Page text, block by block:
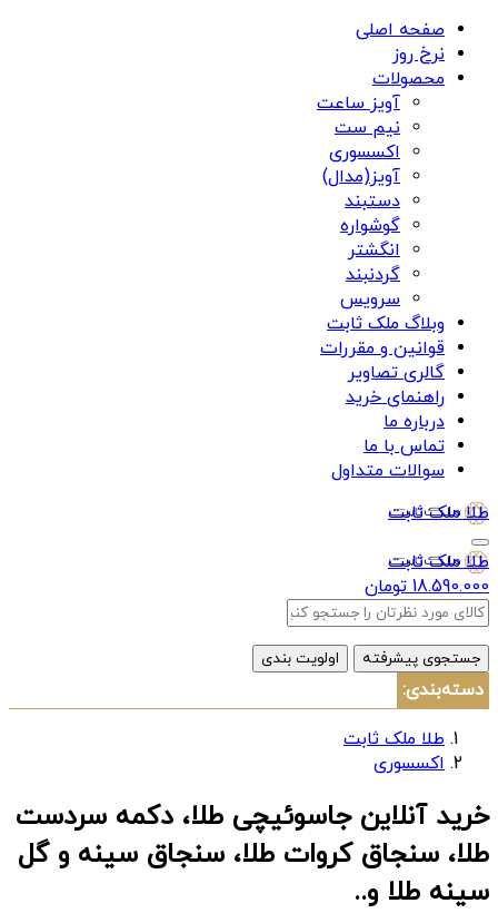
صفحه اصلی
نرخ روز
محصولات
آویز ساعت
نیم ست
اکسسوری
آویز(مدال)
دستبند
گوشواره
انگشتر
گردنبند
سرویس
وبلاگ ملک ثابت
قوانین و مقررات
گالری تصاویر
راهنمای خرید
درباره ما
تماس با ما
سوالات متداول
طلا ملک ثابت
طلا ملک ثابت
18.590.000 تومان
جستجوی پیشرفته اولویت بندی
دسته‌بندی:
طلا ملک ثابت
اکسسوری
خرید آنلاین جاسوئیچی طلا، دکمه سردست
طلا، سنجاق کروات طلا، سنجاق سینه و گل
سینه طلا و..